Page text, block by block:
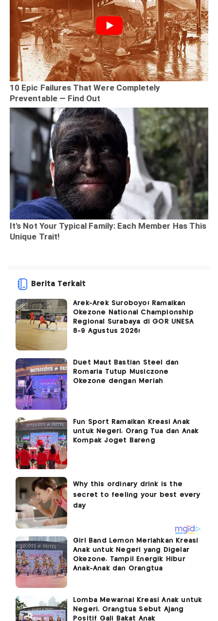
Berita Terkait
Arek-Arek Suroboyo! Ramaikan
Okezone National Championship
Regional Surabaya di GOR UNESA
8-9 Agustus 2026!
Duet Maut Bastian Steel dan
Romaria Tutup Musiczone
Okezone dengan Meriah
Fun Sport Ramaikan Kreasi Anak
untuk Negeri, Orang Tua dan Anak
Kompak Joget Bareng
Girl Band Lemon Meriahkan Kreasi
Anak untuk Negeri yang Digelar
Okezone, Tampil Energik Hibur
Anak-Anak dan Orangtua
Lomba Mewarnai Kreasi Anak untuk
Negeri, Orangtua Sebut Ajang
Positif Gali Bakat Anak